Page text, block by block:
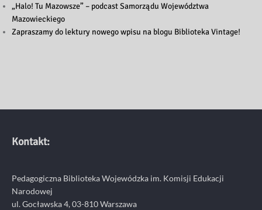
„Halo! Tu Mazowsze” – podcast Samorządu Województwa
Mazowieckiego
Zapraszamy do lektury nowego wpisu na blogu Biblioteka Vintage!
Kontakt:
Pedagogiczna Biblioteka Wojewódzka im. Komisji Edukacji
Narodowej
ul. Gocławska 4, 03-810 Warszawa